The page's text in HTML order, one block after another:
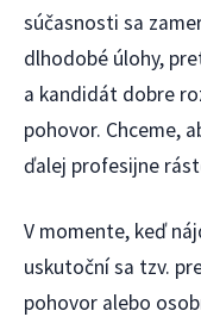
súčasnosti sa
dlhodobé úlohy,
a kandidát dobre
pohovor. Chceme,
ďalej profesijne
V momente, keď
uskutoční sa tzv.
pohovor alebo